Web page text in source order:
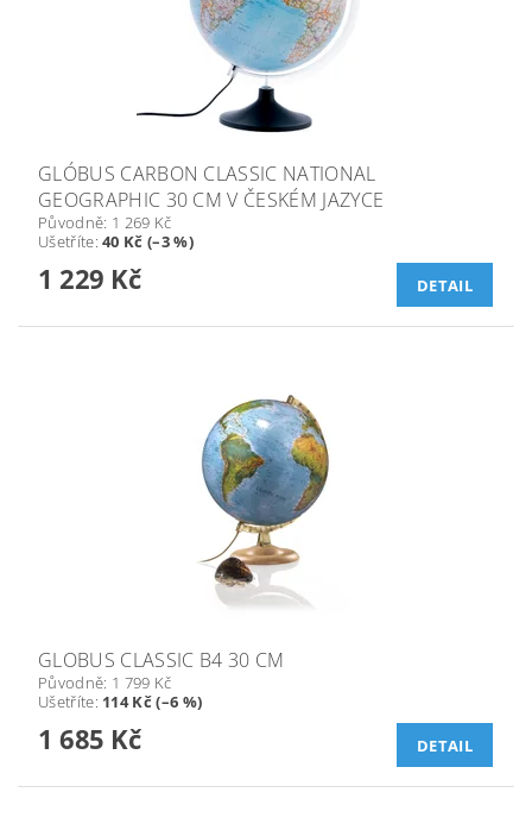
GLÓBUS CARBON CLASSIC NATIONAL
GEOGRAPHIC 30 CM V ČESKÉM JAZYCE
Původně: 1 269 Kč
Ušetříte:40 Kč (–3 %)
1 229 Kč DETAIL
GLOBUS CLASSIC B4 30 CM
Původně: 1 799 Kč
Ušetříte: 114 Kč (–6 %)
1 685 Kč DETAIL